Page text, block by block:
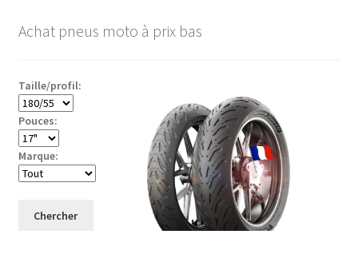
Achat pneus moto à prix bas
Taille/profil:
Pouces:
Marque:
Chercher